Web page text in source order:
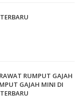
RUMPUT GAJAH
GAJAH MINI DI